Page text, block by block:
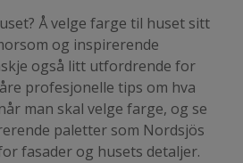
Å velge farge til huset sitt
og inspirerende
også litt utfordrende for
profesjonelle tips om hva
man skal velge farge, og se
paletter som Nordsjös
fasader og husets detaljer.